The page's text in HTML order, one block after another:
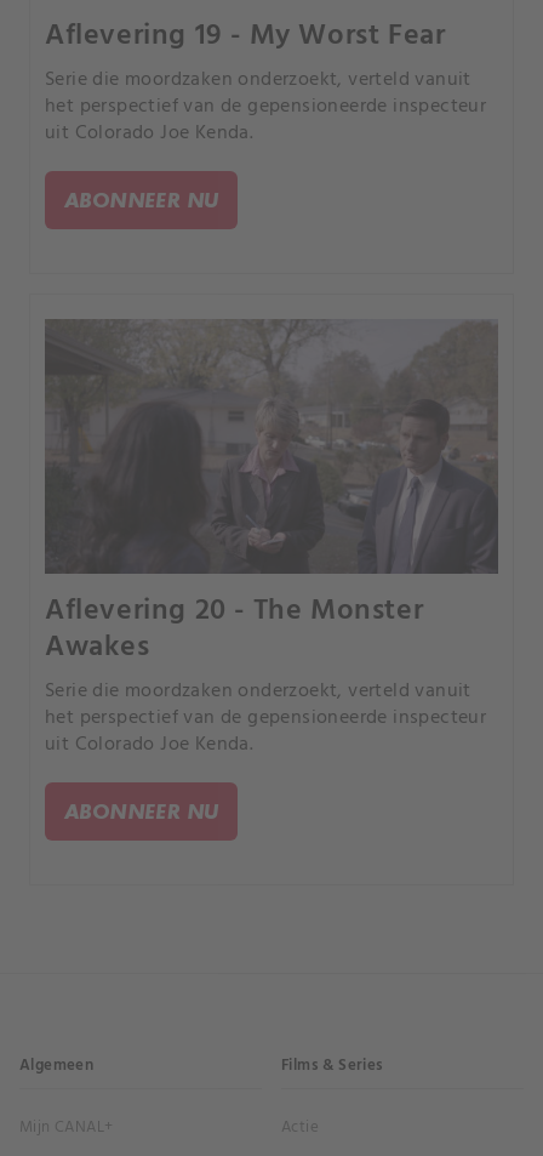
Aflevering 19 - My Worst Fear
Serie die moordzaken onderzoekt, verteld vanuit
het perspectief van de gepensioneerde inspecteur
uit Colorado Joe Kenda.
ABONNEER NU
Aflevering 20 - The Monster
Awakes
Serie die moordzaken onderzoekt, verteld vanuit
het perspectief van de gepensioneerde inspecteur
uit Colorado Joe Kenda.
ABONNEER NU
Algemeen
Mijn CANAL+
Films & Series
Actie